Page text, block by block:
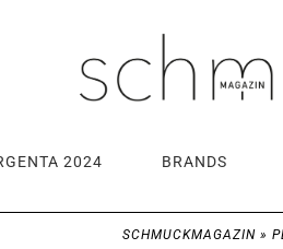
2024 BRANDS
SCHMUCKMAGAZIN»